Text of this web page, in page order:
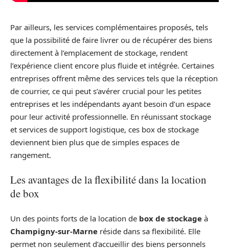
Par ailleurs, les services complémentaires proposés, tels
que la possibilité de faire livrer ou de récupérer des biens
directement à l’emplacement de stockage, rendent
l’expérience client encore plus fluide et intégrée. Certaines
entreprises offrent même des services tels que la réception
de courrier, ce qui peut s’avérer crucial pour les petites
entreprises et les indépendants ayant besoin d’un espace
pour leur activité professionnelle. En réunissant stockage
et services de support logistique, ces box de stockage
deviennent bien plus que de simples espaces de
rangement.
Les avantages de la flexibilité dans la location
de box
Un des points forts de la location de box de stockage à
Champigny-sur-Marne réside dans sa flexibilité. Elle
permet non seulement d’accueillir des biens personnels